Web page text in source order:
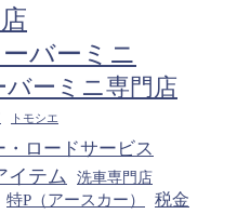
バーミニ
ーミニ専門店
トモシエ
・ロードサービス
イテム
洗車専門店
特P（アースカー） 税金